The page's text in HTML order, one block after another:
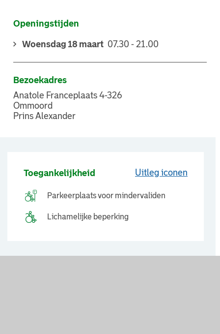
Openingstijden
Woensdag 18 maart 07.30 - 21.00
Bezoekadres
Anatole Franceplaats 4-326
Ommoord
Prins Alexander
Toegankelijkheid Uitleg iconen
Parkeerplaats voor mindervaliden
Lichamelijke beperking